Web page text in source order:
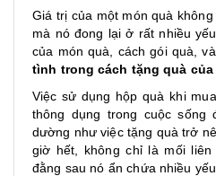
Giá trị của một món quà
mà nó đong lại ở rất nhiều
của món quà, cách gói quà,
tình trong cách tặng quà
Việc sử dụng hộp quà khi
thông dụng trong cuộc sống
dường như việc tặng quà trở
giờ hết, không chỉ là mối
đằng sau nó ẩn chứa nhiều